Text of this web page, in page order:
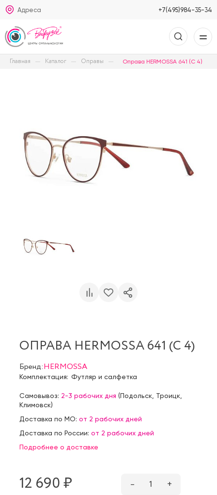
Адреса +7(495)984-35-34
Главная Каталог Оправы Оправа HERMOSSA 641 (C 4)
ОПРАВА HERMOSSA 641 (C 4)
Бренд:HERMOSSA
Комплектация: Футляр и салфетка
Самовывоз: 2-3 рабочих дня (Подольск Троицк
Климовск)
Доставка по МО: от 2 рабочих дней
Доставка по России: от 2 рабочих дней
Подробнее о доставке
12 690 ₷ – 1 +